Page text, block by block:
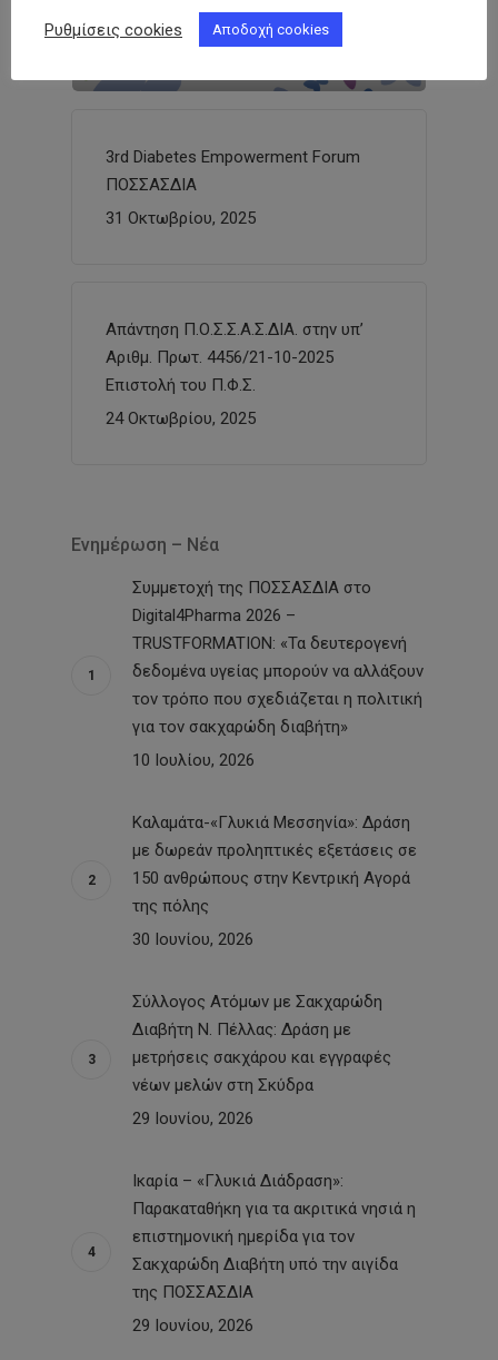
Β’5395/09-10-2025
3 Νοεμβρίου, 2025
3rd Diabetes Empowerment Forum
ΠΟΣΣΑΣΔΙΑ
31 Οκτωβρίου, 2025
Απάντηση Π.Ο.Σ.Σ.Α.Σ.ΔΙΑ. στην υπ’
Αριθμ. Πρωτ. 4456/21-10-2025
Επιστολή του Π.Φ.Σ.
24 Οκτωβρίου, 2025
Ενημέρωση – Νέα
Συμμετοχή της ΠΟΣΣΑΣΔΙΑ στο
Digital4Pharma 2026 –
TRUSTFORMATION: «Τα δευτερογενή
δεδομένα υγείας μπορούν να αλλάξουν
τον τρόπο που σχεδιάζεται η πολιτική
για τον σακχαρώδη διαβήτη»
10 Ιουλίου, 2026
Καλαμάτα-«Γλυκιά Μεσσηνία»: Δράση
με δωρεάν προληπτικές εξετάσεις σε
150 ανθρώπους στην Κεντρική Αγορά
της πόλης
30 Ιουνίου, 2026
Σύλλογος Ατόμων με Σακχαρώδη
Διαβήτη Ν. Πέλλας: Δράση με
μετρήσεις σακχάρου και εγγραφές
νέων μελών στη Σκύδρα
29 Ιουνίου, 2026
Ικαρία – «Γλυκιά Διάδραση»:
Παρακαταθήκη για τα ακριτικά νησιά η
επιστημονική ημερίδα για τον
Σακχαρώδη Διαβήτη υπό την αιγίδα
της ΠΟΣΣΑΣΔΙΑ
29 Ιουνίου, 2026
Ρυθμίσεις cookies Αποδοχή cookies